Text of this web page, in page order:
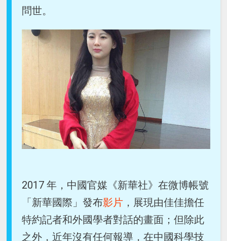
問世。
2017 年，中國官媒《新華社》在微博帳號
「新華國際」發布影片 ，展現由佳佳擔任
特約記者和外國學者對話的畫面；但除此
之外，近年沒有任何報導，在中國科學技